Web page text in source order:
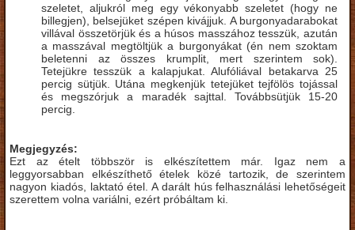
szeletet, aljukról meg egy vékonyabb szeletet (hogy ne
billegjen), belsejüket szépen kivájjuk. A burgonyadarabokat
villával összetörjük és a húsos masszához tesszük, azután
a masszával megtöltjük a burgonyákat (én nem szoktam
beletenni az összes krumplit, mert szerintem sok).
Tetejükre tesszük a kalapjukat. Alufóliával betakarva 25
percig sütjük. Utána megkenjük tetejüket tejfölös tojással
és megszórjuk a maradék sajttal. Továbbsütjük 15-20
percig.
Megjegyzés:
Ezt az ételt többször is elkészítettem már. Igaz nem a
leggyorsabban elkészíthető ételek közé tartozik, de szerintem
nagyon kiadós, laktató étel. A darált hús felhasználási lehetőségeit
szerettem volna variálni, ezért próbáltam ki.